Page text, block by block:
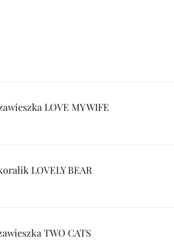
LOVE MY WIFE
LOVELY BEAR
TWO CATS